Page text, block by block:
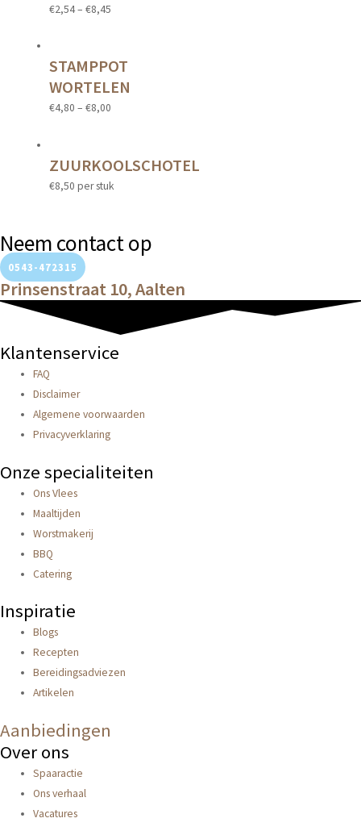
€2,54– €8,45
STAMPPOT
WORTELEN
€4,80 – €8,00
ZUURKOOLSCHOTEL
€8,50 per stuk
Neem contact op
0543-472315
Prinsenstraat 10, Aalten
Klantenservice
FAQ
Disclaimer
Algemene voorwaarden
Privacyverklaring
Onze specialiteiten
Ons Vlees
Maaltijden
Worstmakerij
BBQ
Catering
Inspiratie
Blogs
Recepten
Bereidingsadviezen
Artikelen
Aanbiedingen
Over ons
Spaaractie
Ons verhaal
Vacatures